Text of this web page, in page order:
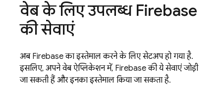
वेब के लिए उपलब्ध Firebase
की सेवाएं
अब Firebase का इस्तेमाल करने के लिए सेटअप हो गया है.
इसलिए, अपने वेब ऐप्लिकेशन में, Firebase की ये सेवाएं जोड़ी
जा सकती हैं और इनका इस्तेमाल किया जा सकता है.